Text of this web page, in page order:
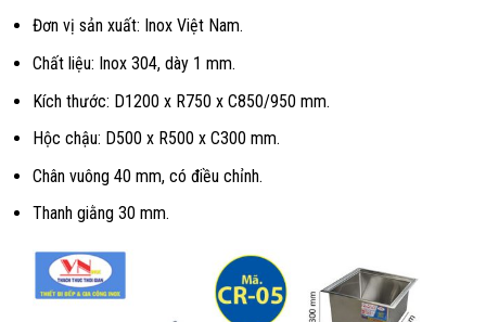
Đơn vị sản xuất: Inox Việt Nam.
Chất liệu: Inox 304, dày 1 mm.
Kích thước: D1200 x R750 x C850/950 mm.
Hộc chậu: D500 x R500 x C300 mm.
Chân vuông 40 mm, có điều chỉnh.
Thanh giằng 30 mm.